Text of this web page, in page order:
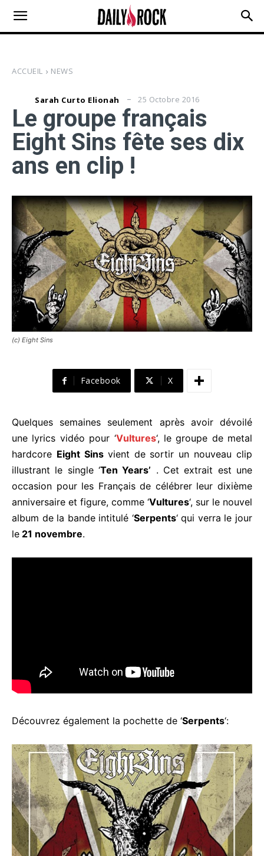
ACCUEIL NEWS
Sarah Curto Elionah 25 Octobre 2016
Le groupe français
Eight Sins fête ses dix
ans en clip !
(c) Eight Sins
Facebook X
Quelques semaines seulement après avoir dévoilé
une lyrics vidéo pour ‘Vultures‘, le groupe de metal
hardcore Eight Sins vient de sortir un nouveau clip
illustrant le single ‘Ten Years’ . Cet extrait est une
occasion pour les Français de célébrer leur dixième
anniversaire et figure, comme ‘Vultures‘, sur le nouvel
album de la bande intitulé ‘Serpents‘ qui verra le jour
le 21 novembre.
Découvrez également la pochette de ‘Serpents‘: